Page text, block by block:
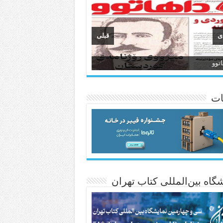
قبلی
بین‌المللی کتاب تهران